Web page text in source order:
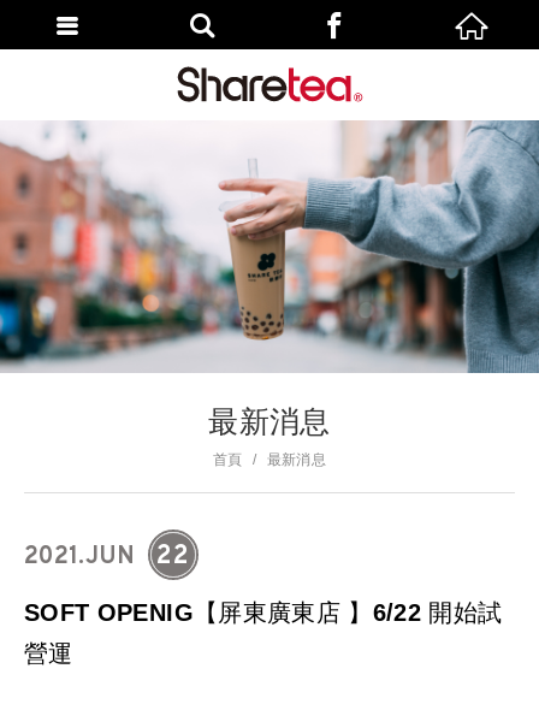
最新消息
首頁 最新消息
2021.JUN 22
SOFT OPENIG【屏東廣東店 】6/22 開始試
營運